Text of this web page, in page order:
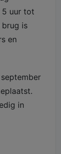
5 uur tot
brug is
en
in